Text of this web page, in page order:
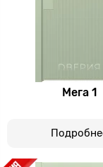
Мега 1